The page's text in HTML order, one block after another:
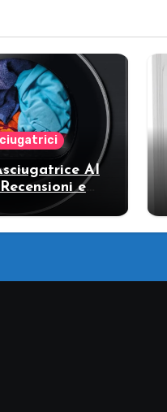
AI
e
del modello
di calore